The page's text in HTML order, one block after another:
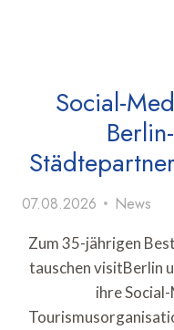
Social-
07.08.2026 News
Zum 35-jährigen
tauschen visitBerlin
ihre